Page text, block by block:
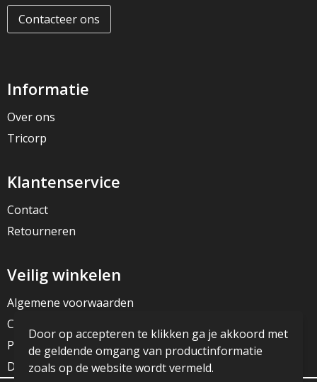
Contacteer ons
Informatie
Over ons
Tricorp
Klantenservice
Contact
Retourneren
Veilig winkelen
Algemene voorwaarden
Cookieverklaring
Privacyverklaring
Disclaimer
Door op accepteren te klikken ga je akkoord met
de geldende omgang van productinformatie
zoals op de website wordt vermeld.